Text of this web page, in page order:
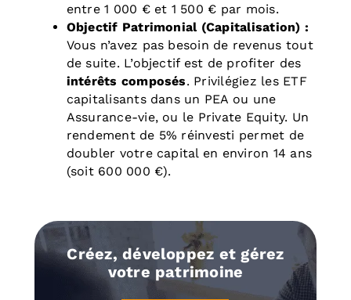
entre 1 000 € et 1 500 € par mois.
Objectif Patrimonial (Capitalisation) :
Vous n’avez pas besoin de revenus tout
de suite. L’objectif est de profiter des
intérêts composés. Privilégiez les ETF
capitalisants dans un PEA ou une
Assurance-vie, ou le Private Equity. Un
rendement de 5% réinvesti permet de
doubler votre capital en environ 14 ans
(soit 600 000 €).
Créez, développez et gérez
votre patrimoine